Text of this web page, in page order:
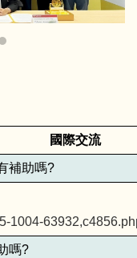
國際交流
補助嗎?
1004-
嗎?